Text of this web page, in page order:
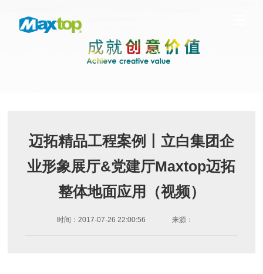
迈拓精品工程案例丨立白集团企
业形象展厅&党建厅Maxtop迈拓
整体地面应用（视频）
时间：2017-07-26 22:00:56 来源：